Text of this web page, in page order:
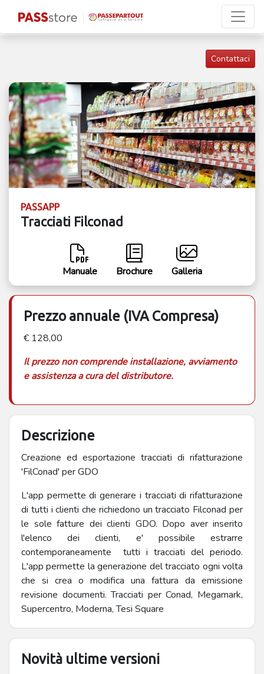
Contattaci
PASSAPP
Tracciati Filconad
Manuale Brochure Galleria
Prezzo annuale (IVA Compresa)
€ 128,00
Il prezzo non comprende installazione, avviamento
e assistenza a cura del distributore.
Descrizione
Creazione ed esportazione tracciati di rifatturazione
'FilConad' per GDO
L'app permette di generare i tracciati di rifatturazione
di tutti i clienti che richiedono un tracciato Filconad per
le sole fatture dei clienti GDO. Dopo aver inserito
l'elenco dei clienti, e' possibile estrarre
contemporaneamente tutti i tracciati del periodo.
L'app permette la generazione del tracciato ogni volta
che si crea o modifica una fattura da emissione
revisione documenti. Tracciati per Conad, Megamark,
Supercentro, Moderna, Tesi Square
Novità ultime versioni